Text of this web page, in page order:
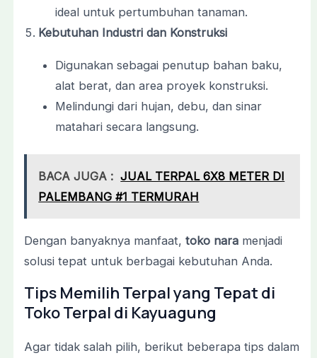
ideal untuk pertumbuhan tanaman.
Kebutuhan Industri dan Konstruksi
Digunakan sebagai penutup bahan baku,
alat berat, dan area proyek konstruksi.
Melindungi dari hujan, debu, dan sinar
matahari secara langsung.
BACA JUGA : JUAL TERPAL 6X8 METER DI
PALEMBANG #1 TERMURAH
Dengan banyaknya manfaat, toko naramenjadi
solusi tepat untuk berbagai kebutuhan Anda.
Tips Memilih Terpal yang Tepat di
Toko Terpal di Kayuagung
Agar tidak salah pilih, berikut beberapa tips dalam